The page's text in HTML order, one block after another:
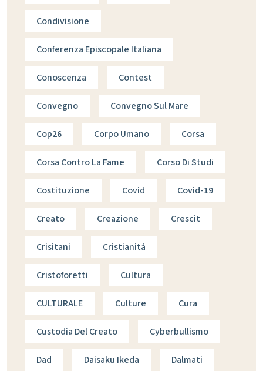
Condivisione
Conferenza Episcopale Italiana
Conoscenza Contest
Convegno Convegno Sul Mare
Cop26 Corpo Umano Corsa
Corsa Contro La Fame Corso Di Studi
Costituzione Covid Covid-19
Creato Creazione Crescit
Crisitani Cristianità
Cristoforetti Cultura
CULTURALE Culture Cura
Custodia Del Creato Cyberbullismo
Dad Daisaku Ikeda Dalmati